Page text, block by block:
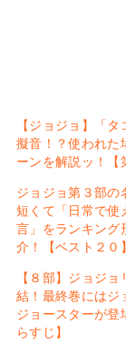
【ジョジョ】「タ
擬音！？使われた
ーンを解説ッ！【
ジョジョ第３部の
短くて「日常で使
言」をランキング
介！【ベスト２０】
【８部】ジョジョ
結！最終巻にはジ
ジョースターが登
らすじ】